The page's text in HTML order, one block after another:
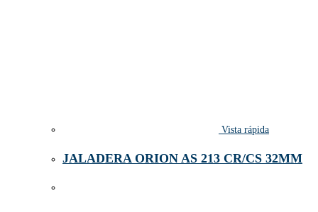
Vista rápida
JALADERA ORION AS 213 CR/CS 32MM